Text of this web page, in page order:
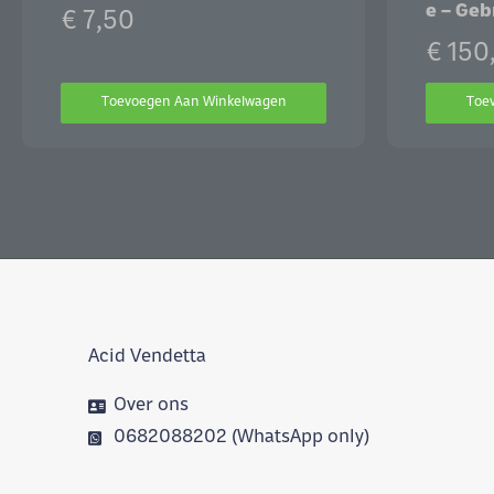
€ 7,50
Toevoegen Aan Winkelwagen
e –
€
Acid Vendetta
Over ons
0682088202 (WhatsApp only)